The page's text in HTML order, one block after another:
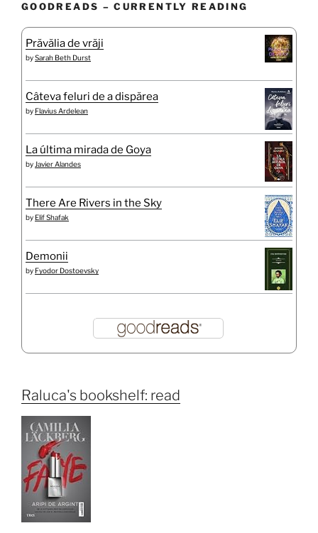
GOODREADS – CURRENTLY READING
Prăvălia de vrăji
bySarah Beth Durst
Câteva feluri de a dispărea
by Flavius Ardelean
La última mirada de Goya
by Javier Alandes
There Are Rivers in the Sky
by Elif Shafak
Demonii
by Fyodor Dostoevsky
Raluca's bookshelf: read